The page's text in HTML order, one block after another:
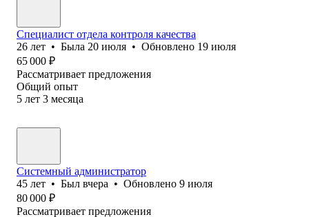
Специалист отдела контроля качества
26 лет • Была 20 июля • Обновлено 19 июля
65 000 ₽
Рассматривает предложения
Общий опыт
5 лет 3 месяца
Системный администратор
45 лет • Был вчера • Обновлено 9 июля
80 000 ₽
Рассматривает предложения